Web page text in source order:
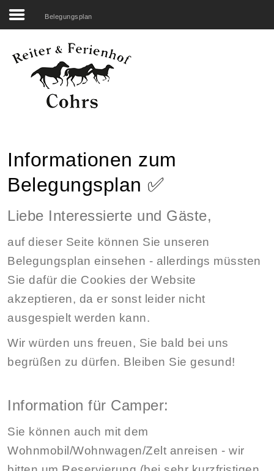
Startseite
Unser Hof
Genießen
Rechtliches
Belegungsplan
Belegungsplan
Search
Informationen zum
Belegungsplan ✅
Liebe Interessierte und Gäste,
auf dieser Seite können Sie unseren
Belegungsplan einsehen - allerdings müssten
Sie dafür die Cookies der Website
akzeptieren, da er sonst leider nicht
ausgespielt werden kann.
Wir würden uns freuen, Sie bald bei uns
begrüßen zu dürfen. Bleiben Sie gesund!
Information für Camper:
Sie können auch mit dem
Wohnmobil/Wohnwagen/Zelt anreisen - wir